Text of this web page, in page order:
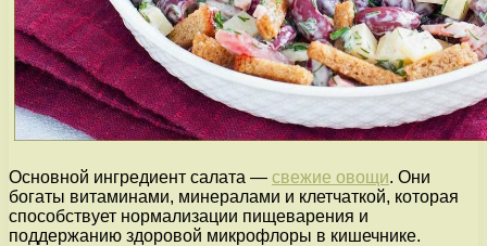
Основной ингредиент салата — свежие овощи. Они
богаты витаминами, минералами и клетчаткой, которая
способствует нормализации пищеварения и
поддержанию здоровой микрофлоры в кишечнике.